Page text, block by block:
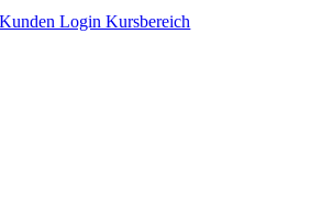
Zum
Kunden Login Kursbereich